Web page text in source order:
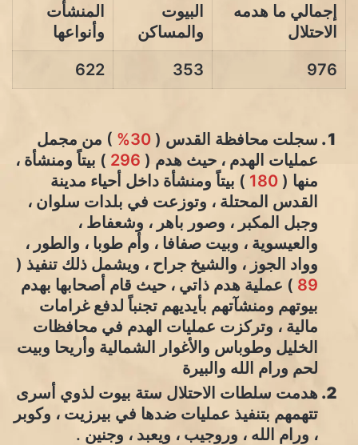
إجمالي ما هدمه
الاحتلال
البيوت
والمساكن
المنشأت
وأنواعها
976
353
622
سجلت محافظة القدس ( 30%
) من مجمل
عمليات الهدم ، حيث هدم ( 296 ) بيتاً ومنشأة ،
منها ( 180 ) بيتاً ومنشأة داخل أحياء مدينة
القدس المحتلة ، وتوزعت في بلدات سلوان ،
وجبل المكبر ، وصور باهر ، وشعفاط ،
والعيسوية ، وبيت صفافا ، وأم طوبا ، والطور ،
وواد الجوز ، والشيخ جراح ، ويشمل ذلك تنفيذ (
89 ) عملية هدم ذاتي ، حيث قام أصحابها بهدم
بيوتهم ومنشآتهم بأيديهم تجنباً لدفع غرامات
مالية ، وتركزت عمليات الهدم في محافظات
الخليل وطوباس والأغوار الشمالية وأريحا وبيت
لحم ورام الله والبيرة
هدمت سلطات الاحتلال ستة بيوت لذوي أسرى
تتهمهم بتنفيذ عمليات ضدها في بيرزيت ، وكوبر
، ورام الله ، وروجيب ، ويعبد ، وجنين .